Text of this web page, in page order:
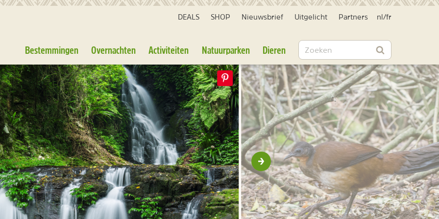
DEALS SHOP Nieuwsbrief Uitgelicht Partners nl /fr
Bestemmingen Overnachten Activiteiten Natuurparken Dieren Zoeken
Zoeken
Volgende